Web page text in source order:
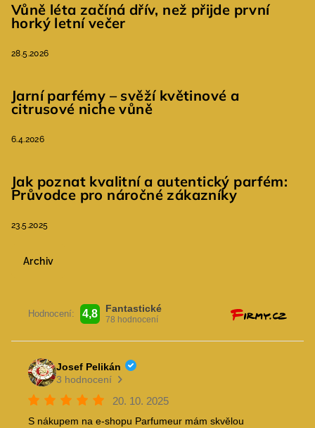
Vůně léta začíná dřív, než přijde první
horký letní večer
28.5.2026
Jarní parfémy – svěží květinové a
citrusové niche vůně
6.4.2026
Jak poznat kvalitní a autentický parfém:
Průvodce pro náročné zákazníky
23.5.2025
Archiv